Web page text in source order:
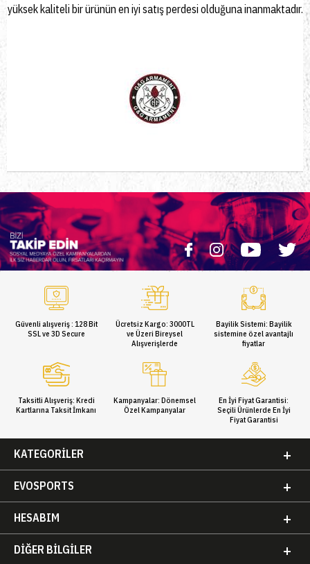
yüksek kaliteli bir ürünün en iyi satış perdesi olduğuna inanmaktadır.
Güvenli alışveriş : 128 Bit
SSL ve 3D Secure
Ücretsiz Kargo: 3000TL
ve Üzeri Bireysel
Alışverişlerde
Bayilik Sistemi: Bayilik
sistemine özel avantajlı
fiyatlar
Taksitli Alışveriş: Kredi
Kartlarına Taksit İmkanı
Kampanyalar: Dönemsel
Özel Kampanyalar
En İyi Fiyat Garantisi:
Seçili Ürünlerde En İyi
Fiyat Garantisi
KATEGORILER
EVOSPORTS
HESABIM
DIĞER BILGILER